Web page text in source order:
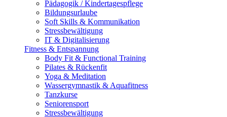
Pädagogik / Kindertagespflege
Bildungsurlaube
Soft Skills & Kommunikation
Stressbewältigung
IT & Digitalisierung
Fitness & Entspannung
Body Fit & Functional Training
Pilates & Rückenfit
Yoga & Meditation
Wassergymnastik & Aquafitness
Tanzkurse
Seniorensport
Stressbewältigung